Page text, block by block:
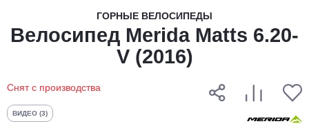
ГОРНЫЕ ВЕЛОСИПЕДЫ
Велосипед Merida Matts 6.20-
V (2016)
Снят с производства
ВИДЕО (3)
Разбейте
оплатуна части
без переплат
График платежей